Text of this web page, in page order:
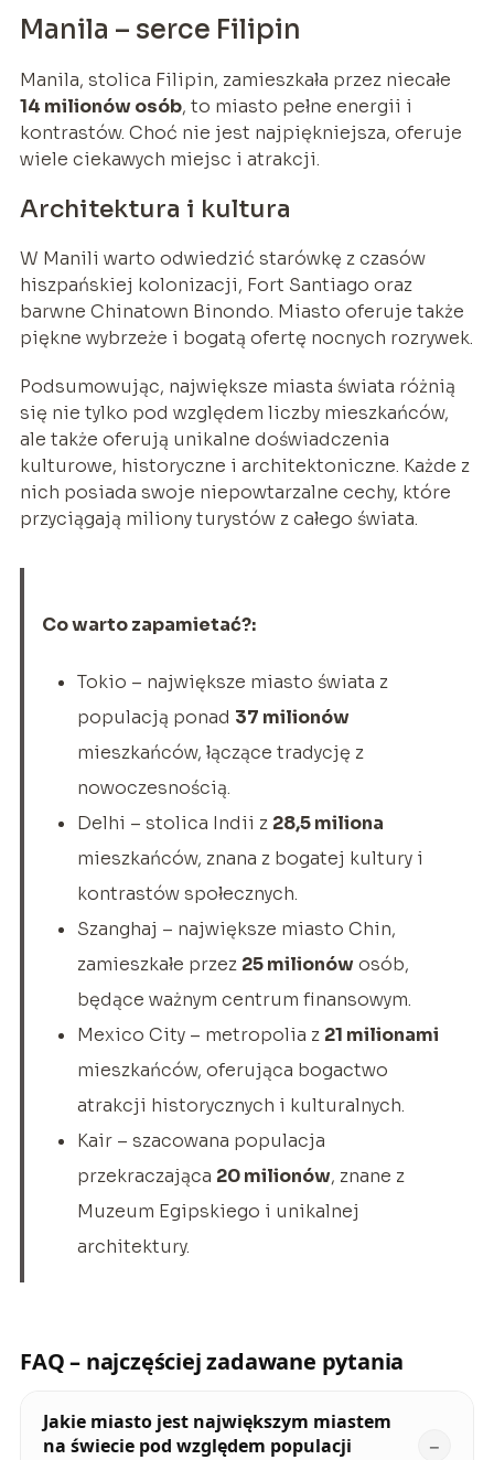
Manila – serce Filipin
Manila, stolica Filipin, zamieszkała przez niecałe
14 milionów osób, to miasto pełne energii i
kontrastów. Choć nie jest najpiękniejsza, oferuje
wiele ciekawych miejsc i atrakcji.
Architektura i kultura
W Manili warto odwiedzić starówkę z czasów
hiszpańskiej kolonizacji, Fort Santiago oraz
barwne Chinatown Binondo. Miasto oferuje także
piękne wybrzeże i bogatą ofertę nocnych rozrywek.
Podsumowując, największe miasta świata różnią
się nie tylko pod względem liczby mieszkańców,
ale także oferują unikalne doświadczenia
kulturowe, historyczne i architektoniczne. Każde z
nich posiada swoje niepowtarzalne cechy, które
przyciągają miliony turystów z całego świata.
Co warto zapamietać?:
Tokio – największe miasto świata z
populacją ponad 37 milionów
mieszkańców, łączące tradycję z
nowoczesnością.
Delhi – stolica Indii z 28,5 miliona
mieszkańców, znana z bogatej kultury i
kontrastów społecznych.
Szanghaj – największe miasto Chin,
zamieszkałe przez 25 milionówosób,
będące ważnym centrum finansowym.
Mexico City – metropolia z 21 milionami
mieszkańców, oferująca bogactwo
atrakcji historycznych i kulturalnych.
Kair – szacowana populacja
przekraczająca 20 milionów, znane z
Muzeum Egipskiego i unikalnej
architektury.
FAQ – najczęściej zadawane pytania
Jakie miasto jest największym miastem
na świecie pod względem populacji